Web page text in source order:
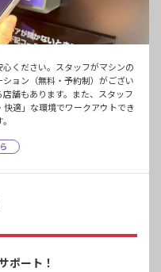
ください。スタッフがマシンの
ョン（無料・予約制）がござい
舗もあります。また、スタッフ
適」な環境でワークアウトでき
ポート！